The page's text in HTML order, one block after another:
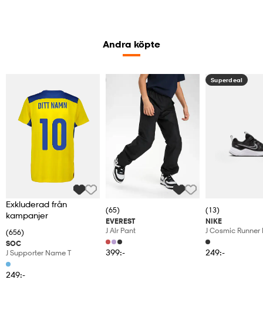
Andra köpte
Exkluderad från
kampanjer
(656)
SOC
J Supporter Name T
249:-
Kampanj -25%
(65)
EVEREST
J Alr Pant
399:-
Superdeal
(13)
NIKE
J Cosmic Runner
249:-